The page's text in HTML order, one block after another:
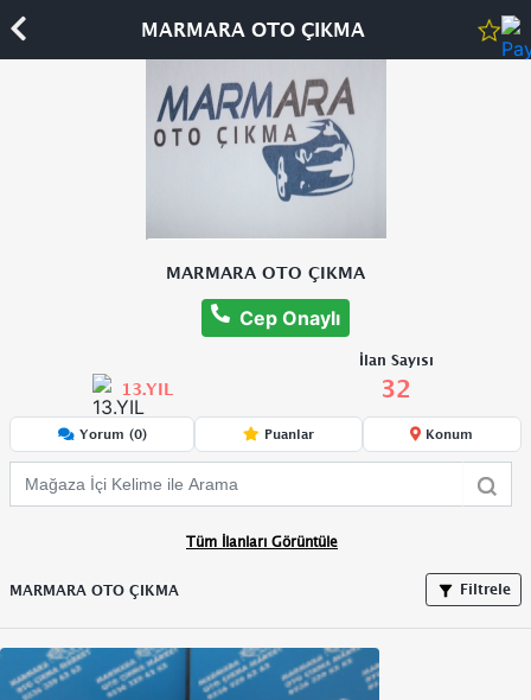
MARMARA OTO ÇIKMA
MARMARA OTO ÇIKMA
Cep Onaylı
13.YIL
İlan Sayısı
32
Yorum (0) Puanlar Konum
Tüm İlanları Görüntüle
MARMARA OTO ÇIKMA Filtrele